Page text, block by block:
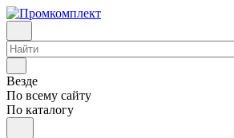
Везде
По всему сайту
По каталогу